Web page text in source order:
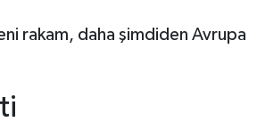
rakam, daha şimdiden Avrupa